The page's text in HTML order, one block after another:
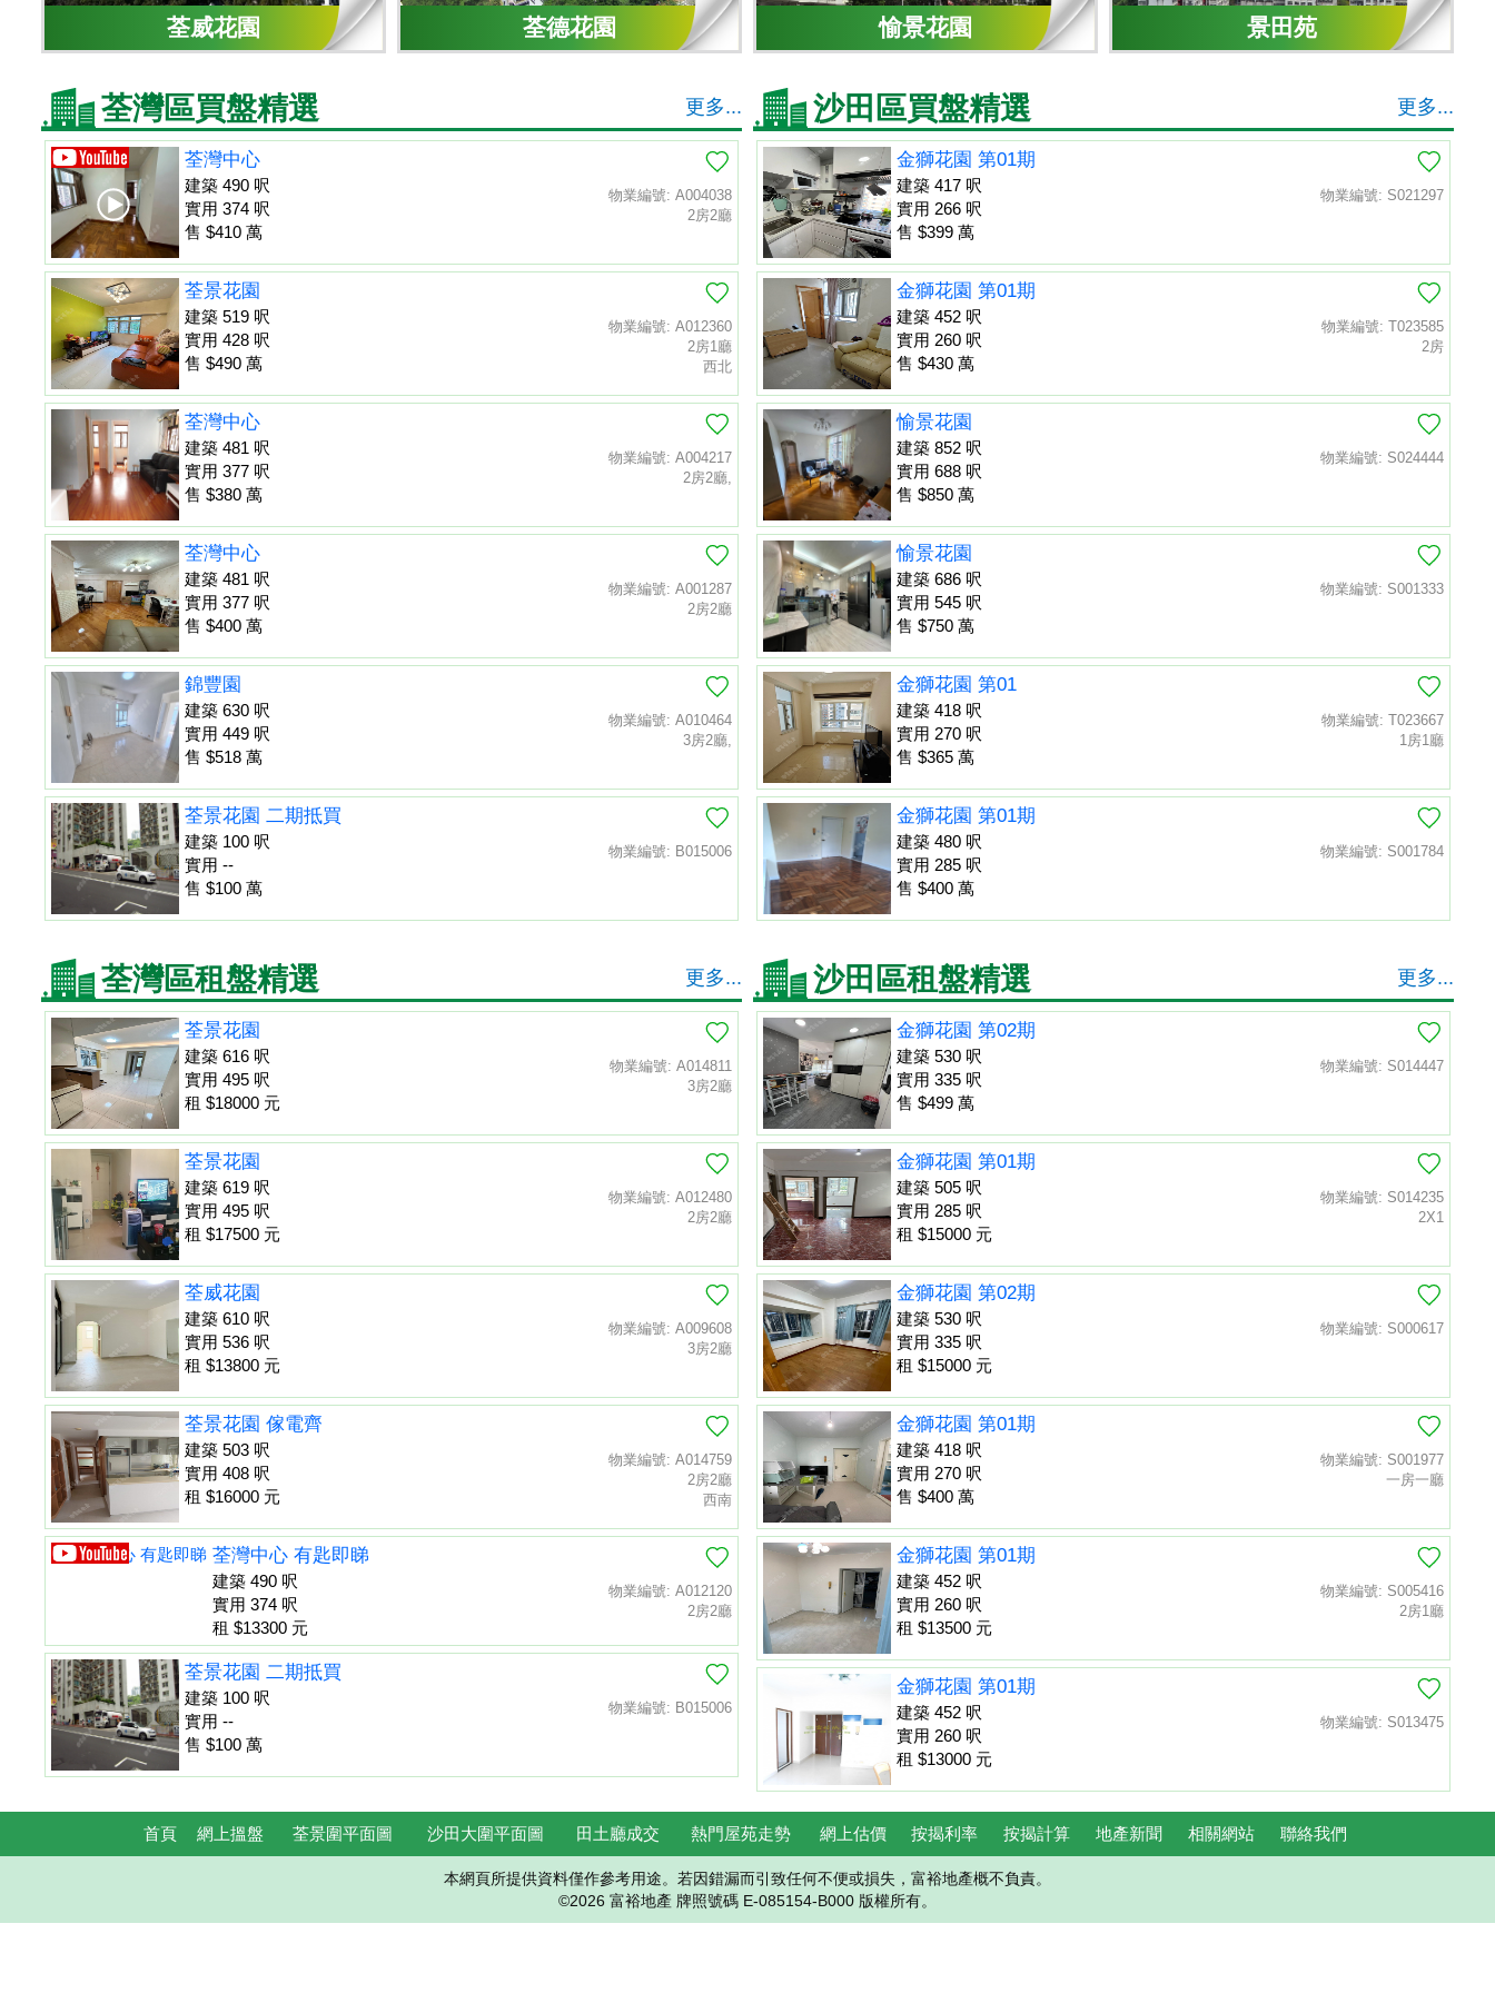
荃威花園 荃德花園 愉景花園 景田苑
荃灣區買盤精選 更多...
物業編號: A004038
2房2廳
荃灣中心
建築 490 呎
實用 374 呎
售 $410 萬
物業編號: A012360
2房1廳
西北
荃景花園
建築 519 呎
實用 428 呎
售 $490 萬
物業編號: A004217
2房2廳,
荃灣中心
建築 481 呎
實用 377 呎
售 $380 萬
物業編號: A001287
2房2廳
荃灣中心
建築 481 呎
實用 377 呎
售 $400 萬
物業編號: A010464
3房2廳,
錦豐園
建築 630 呎
實用 449 呎
售 $518 萬
物業編號: B015006
荃景花園 二期抵買
建築 100 呎
實用 --
售 $100 萬
沙田區買盤精選 更多...
物業編號: S021297
金獅花園 第01期
建築 417 呎
實用 266 呎
售 $399 萬
物業編號: T023585
2房
金獅花園 第01期
建築 452 呎
實用 260 呎
售 $430 萬
物業編號: S024444
愉景花園
建築 852 呎
實用 688 呎
售 $850 萬
物業編號: S001333
愉景花園
建築 686 呎
實用 545 呎
售 $750 萬
物業編號: T023667
1房1廳
金獅花園 第01
建築 418 呎
實用 270 呎
售 $365 萬
物業編號: S001784
金獅花園 第01期
建築 480 呎
實用 285 呎
售 $400 萬
荃灣區租盤精選 更多...
物業編號: A014811
3房2廳
荃景花園
建築 616 呎
實用 495 呎
租 $18000 元
物業編號: A012480
2房2廳
荃景花園
建築 619 呎
實用 495 呎
租 $17500 元
物業編號: A009608
3房2廳
荃威花園
建築 610 呎
實用 536 呎
租 $13800 元
物業編號: A014759
2房2廳
西南
荃景花園 傢電齊
建築 503 呎
實用 408 呎
租 $16000 元
物業編號: A012120
2房2廳
荃灣中心 有匙即睇
建築 490 呎
實用 374 呎
租 $13300 元
物業編號: B015006
荃景花園 二期抵買
建築 100 呎
實用 --
售 $100 萬
沙田區租盤精選 更多...
物業編號: S014447
金獅花園 第02期
建築 530 呎
實用 335 呎
售 $499 萬
物業編號: S014235
2X1
金獅花園 第01期
建築 505 呎
實用 285 呎
租 $15000 元
物業編號: S000617
金獅花園 第02期
建築 530 呎
實用 335 呎
租 $15000 元
物業編號: S001977
一房一廳
金獅花園 第01期
建築 418 呎
實用 270 呎
售 $400 萬
物業編號: S005416
2房1廳
金獅花園 第01期
建築 452 呎
實用 260 呎
租 $13500 元
物業編號: S013475
金獅花園 第01期
建築 452 呎
實用 260 呎
租 $13000 元
首頁 網上搵盤 荃景圍平面圖 沙田大圍平面圖 田土廳成交 熱門屋苑走勢 網上估價 按揭利率 按揭計算 地產新聞 相關網站 聯絡我們
本網頁所提供資料僅作參考用途。若因錯漏而引致任何不便或損失，富裕地產概不負責。
©2026 富裕地產 牌照號碼 E-085154-B000 版權所有。